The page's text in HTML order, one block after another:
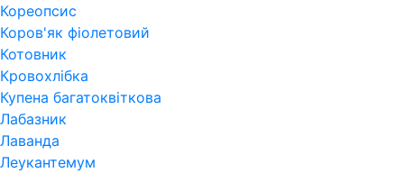
Кореопсис
Коров'як фіолетовий
Котовник
Кровохлібка
Купена багатоквіткова
Лабазник
Лаванда
Леукантемум